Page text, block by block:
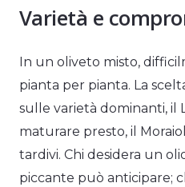
Varietà e
In un oliveto misto,
pianta per pianta. La
sulle varietà dominanti, il
maturare presto, il
tardivi. Chi desidera un
piccante può anticipare;